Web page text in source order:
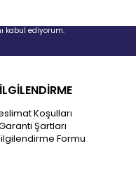
kabul ediyorum.
Koşulları
Şartları
Formu